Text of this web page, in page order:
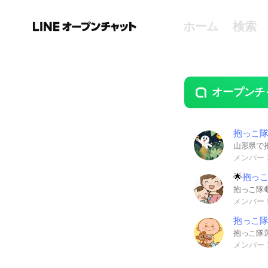
ホーム 検索
オープン
抱っこ隊
山形県で
メンバー
🌟抱っ
メンバー
抱っこ隊
抱っこ隊
メンバー